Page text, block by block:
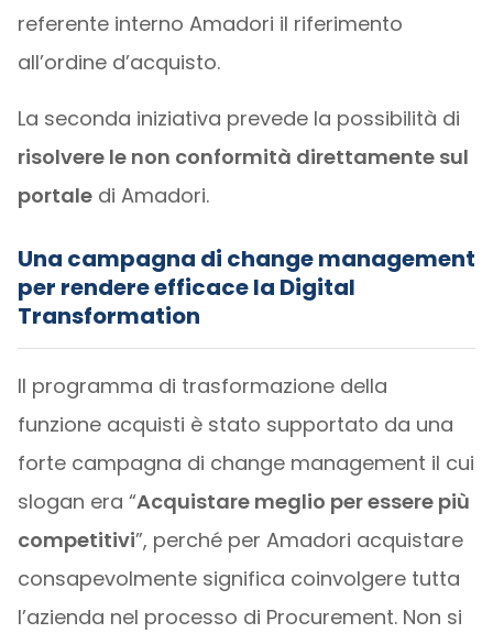
referente interno Amadori il riferimento
all’ordine d’acquisto.
La seconda iniziativa prevede la possibilità di
risolvere le non conformità direttamente sul
portaledi Amadori.
Una campagna di change management
per rendere efficace la Digital
Transformation
Il programma di trasformazione della
funzione acquisti è stato supportato da una
forte campagna di change management il cui
slogan era “Acquistare meglio per essere più
competitivi”, perché per Amadori acquistare
consapevolmente significa coinvolgere tutta
l’azienda nel processo di Procurement. Non si